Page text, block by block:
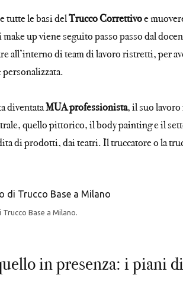
tutte le basi delTrucco Correttivoe
up viene seguito passo passo dal
all’interno di team di lavoro ristretti, per
diventataMUA professionista, il suo
quello pittorico, il body painting e il
di prodotti, dai teatri. Il truccatore o la
Base a Milano.
in presenza: i piani